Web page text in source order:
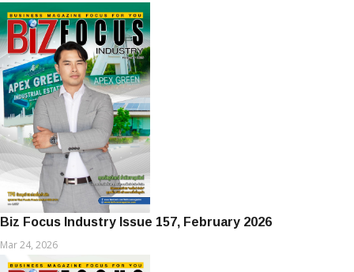
Biz Focus Industry Issue 157, February 2026
Mar 24, 2026